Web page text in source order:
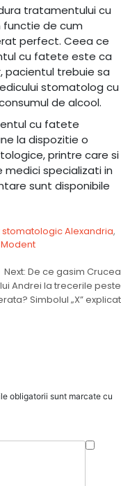
tratamentului cu
de cum
perfect. Ceea ce
cu fatete este ca
trebuie sa
stomatolog cu
de alcool.
cu fatete
la dispozitie o
printre care si
specializati in
sunt disponibile
Alexandria,
Modent
Next: De ce gasim Crucea
Andrei la trecerile peste
Simbolul „X” explicat
obligatorii sunt marcate cu